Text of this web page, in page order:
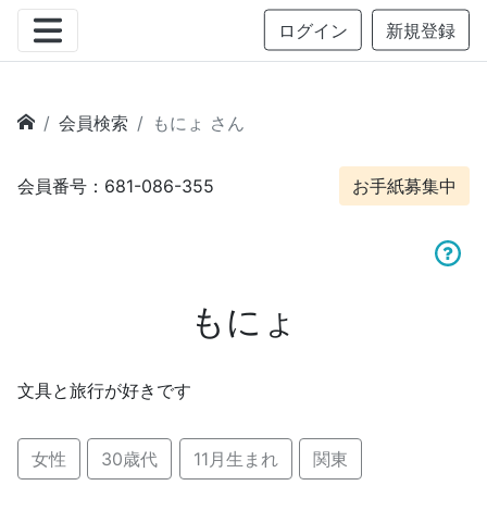
ログイン 新規登録
会員検索 もにょ さん
会員番号：681-086-355 お手紙募集中
もにょ
文具と旅行が好きです
女性 30歳代 11月生まれ 関東